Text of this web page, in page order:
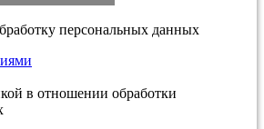
персональных данных
в отношении обработки